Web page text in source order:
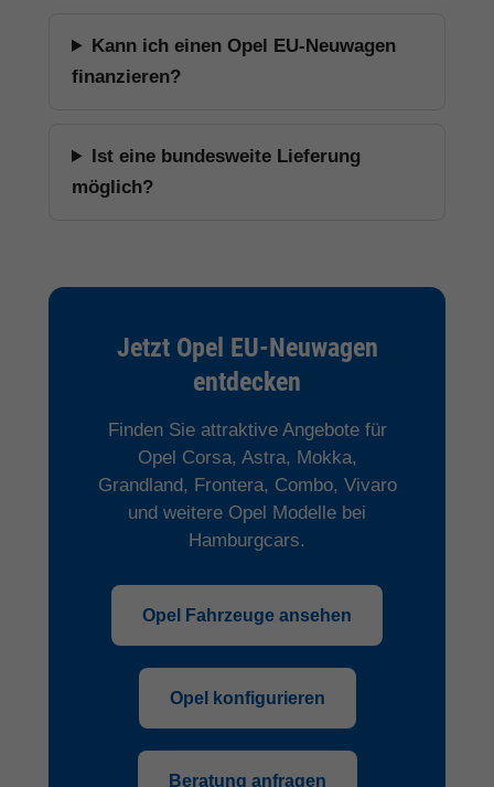
Kann ich einen Opel EU-Neuwagen
finanzieren?
Ist eine bundesweite Lieferung
möglich?
Jetzt Opel EU-Neuwagen
entdecken
Finden Sie attraktive Angebote für
Opel Corsa, Astra, Mokka,
Grandland, Frontera, Combo, Vivaro
und weitere Opel Modelle bei
Hamburgcars.
Opel Fahrzeuge ansehen
Opel konfigurieren
Beratung anfragen